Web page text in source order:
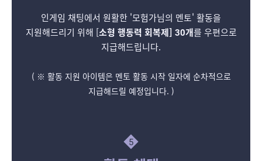
인게임 채팅에서 원활한 '모험가님의 멘토' 활동을
지원해드리기 위해 [소형 행동력 회복제] 30개를 우편으로
지급해드립니다.
( ※ 활동 지원 아이템은 멘토 활동 시작 일자에 순차적으로
지급해드릴 예정입니다. )
5